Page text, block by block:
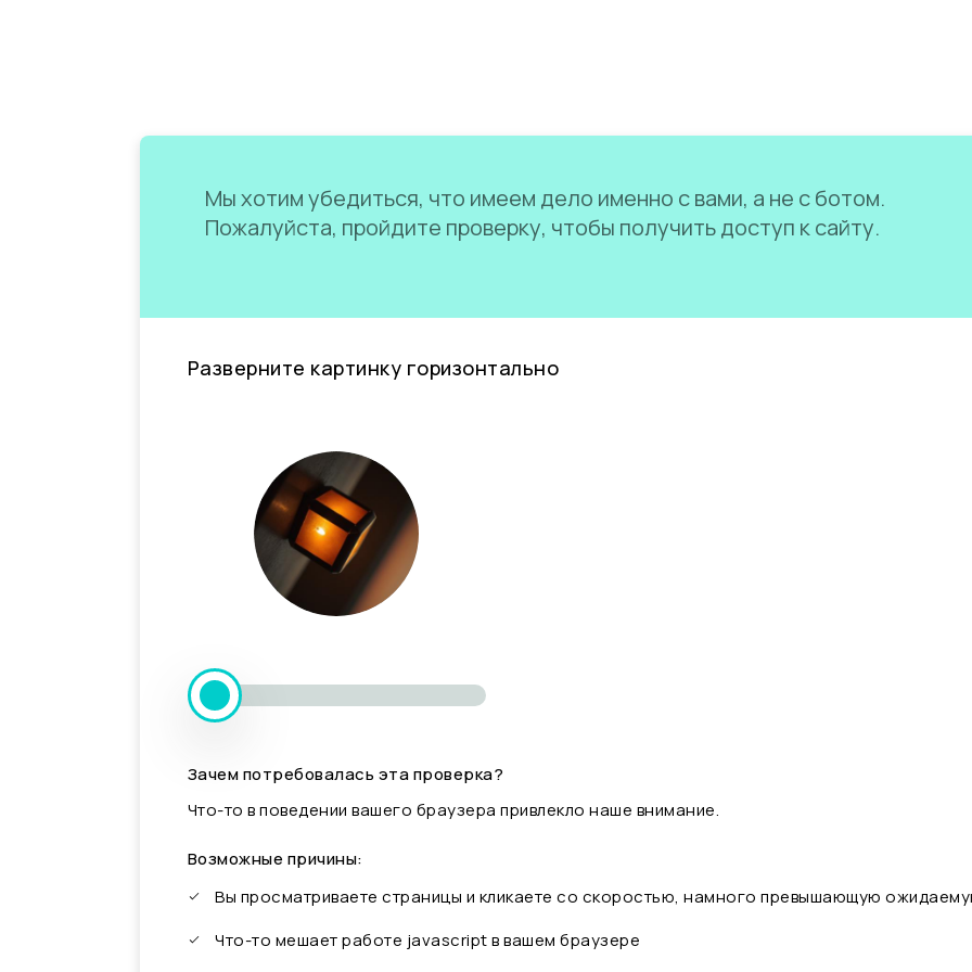
Мы хотим убедиться, что имеем дело именно с вами, а не с ботом.
Пожалуйста, пройдите проверку, чтобы получить доступ к сайту.
Разверните картинку горизонтально
Зачем потребовалась эта проверка?
Что-то в поведении вашего браузера привлекло наше внимание.
Возможные причины:
Вы просматриваете страницы и кликаете со скоростью, намного превышающую
Что-то мешает работе javascript в вашем браузере